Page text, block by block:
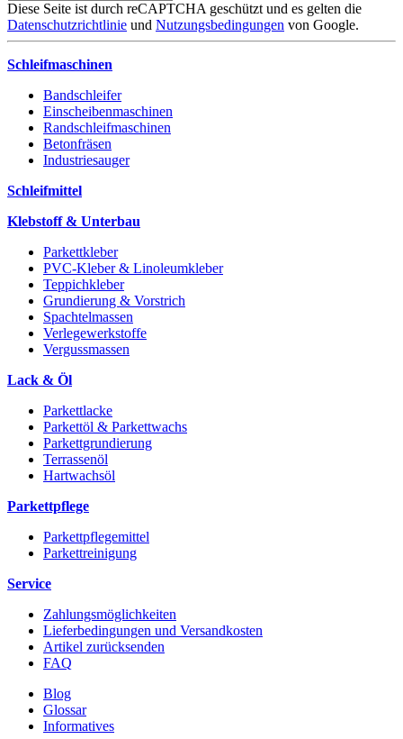
Diese Seite ist durch reCAPTCHA geschützt und es gelten die
Datenschutzrichtlinie und Nutzungsbedingungen von Google.
Schleifmaschinen
Bandschleifer
Einscheibenmaschinen
Randschleifmaschinen
Betonfräsen
Industriesauger
Schleifmittel
Klebstoff & Unterbau
Parkettkleber
PVC-Kleber & Linoleumkleber
Teppichkleber
Grundierung & Vorstrich
Spachtelmassen
Verlegewerkstoffe
Vergussmassen
Lack & Öl
Parkettlacke
Parkettöl & Parkettwachs
Parkettgrundierung
Terrassenöl
Hartwachsöl
Parkettpflege
Parkettpflegemittel
Parkettreinigung
Service
Zahlungsmöglichkeiten
Lieferbedingungen und Versandkosten
Artikel zurücksenden
FAQ
Blog
Glossar
Informatives